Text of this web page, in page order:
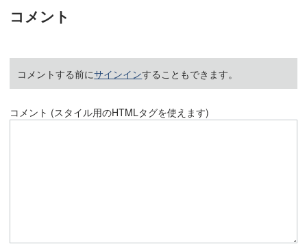
コメント
コメントする前にサインインすることもできます。
コメント (スタイル用のHTMLタグを使えます)